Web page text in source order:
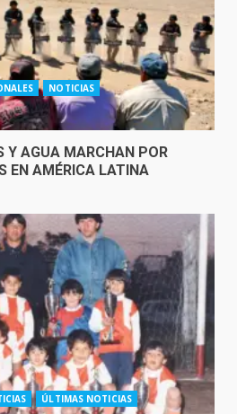
NOTICIAS
Y AGUA MARCHAN POR
EN AMÉRICA LATINA
ÚLTIMAS NOTICIAS